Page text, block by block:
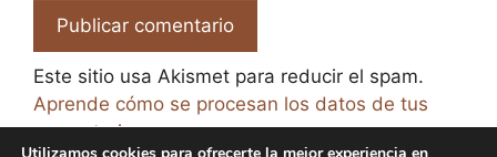
Este sitio usa Akismet para reducir el spam.
Aprende cómo se procesan los datos de tus
comentarios.